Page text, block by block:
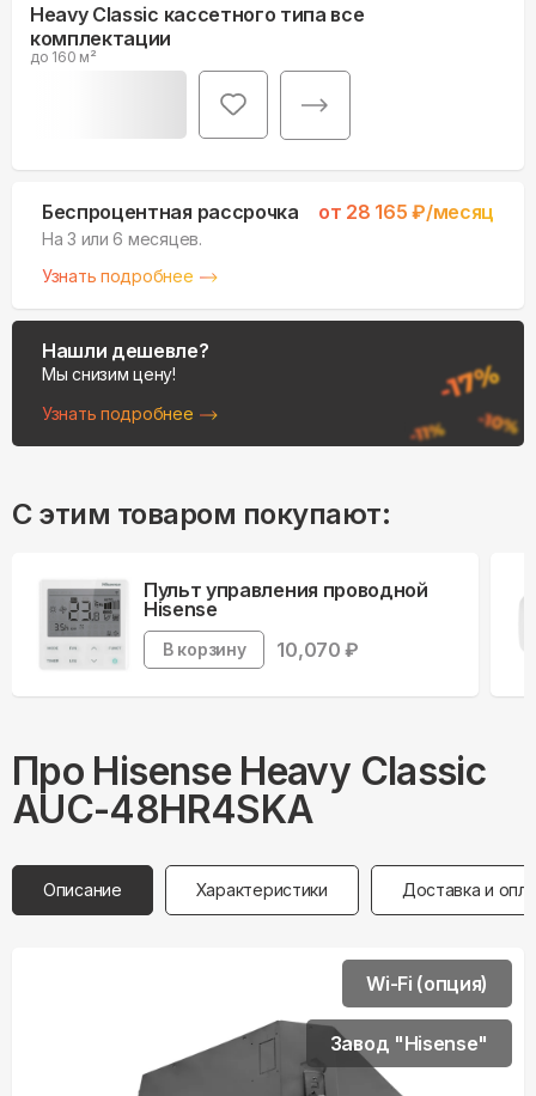
Heavy Classic кассетного типа все
комплектации
до 160 м²
Беспроцентная рассрочка от 28 165 ₽/месяц
На 3 или 6 месяцев.
Узнать подробнее
Нашли дешевле?
Мы снизим цену!
Узнать подробнее
С этим товаром покупают:
Пульт управления проводной
Hisense
В корзину 10,070 ₽
Про Hisense Heavy Classic
AUC-48HR4SKA
Описание Характеристики Доставка и
Wi-Fi (опция)
Завод "Hisense"